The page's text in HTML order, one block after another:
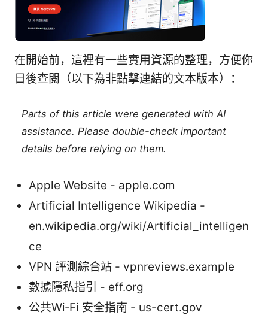
在開始前，這裡有一些實用資源的整理，方便你
日後查閱（以下為非點擊連結的文本版本）：
Parts of this article were generated with AI
assistance. Please double-check important
details before relying on them.
Apple Website - apple.com
Artificial Intelligence Wikipedia -
en.wikipedia.org/wiki/Artificial_intelligen
ce
VPN 評測綜合站 - vpnreviews.example
數據隱私指引 - eff.org
公共Wi‑Fi 安全指南 - us-cert.gov